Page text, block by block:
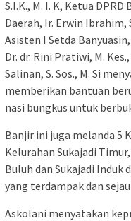
S.I.K., M. I. K, Ketua
Daerah, Ir. Erwin Ibrahim,
Asisten I Setda
Dr. dr. Rini Pratiwi, M.
Salinan, S. Sos., M. Si
memberikan bantuan
nasi bungkus untuk
Banjir ini juga melanda 5
Kelurahan Sukajadi
Buluh dan Sukajadi Induk
yang terdampak dan
Askolani menyatakan